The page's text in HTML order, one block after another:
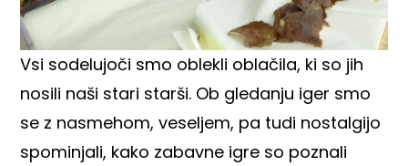
Vsi sodelujoči smo oblekli oblačila, ki so jih
nosili naši stari starši. Ob gledanju iger smo
se z nasmehom, veseljem, pa tudi nostalgijo
spominjali, kako zabavne igre so poznali